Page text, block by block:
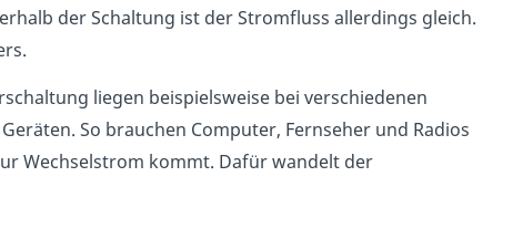
der Schaltung ist der Stromfluss allerdings gleich.
liegen beispielsweise bei verschiedenen
So brauchen Computer, Fernseher und Radios
Wechselstrom kommt. Dafür wandelt der